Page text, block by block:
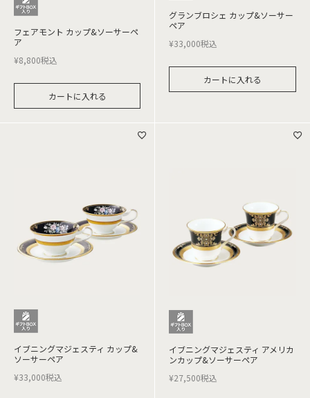
フェアモント カップ&ソーサーペ
ア
¥8,800税込
カートに入れる
グランブロシェ カップ&ソーサー
ペア
¥33,000税込
カートに入れる
イブニングマジェスティ カップ&
ソーサーペア
¥33,000税込
イブニングマジェスティ アメリカ
ンカップ&ソーサーペア
¥27,500税込